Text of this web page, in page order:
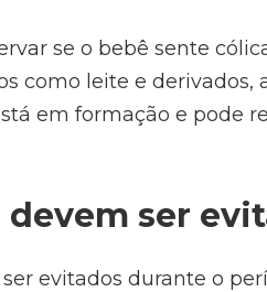
se o bebê sente
como leite e derivados,
em formação e pode
ser
evitados durante o